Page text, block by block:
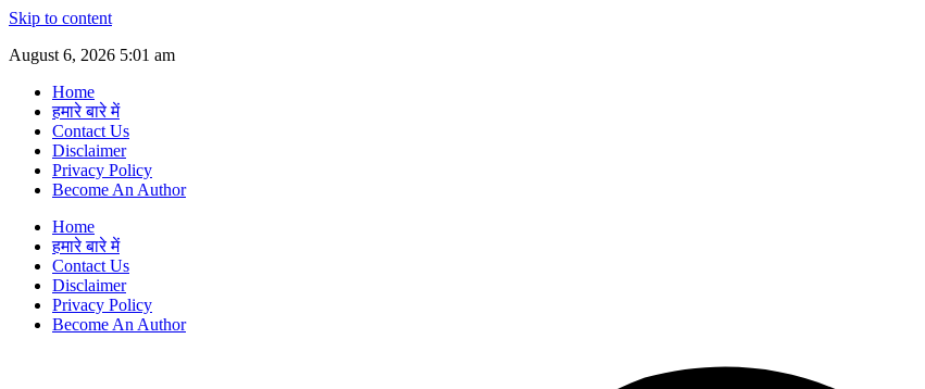
Skip to content
August 6, 2026 5:01 am
Home
हमारे बारे में
Contact Us
Disclaimer
Privacy Policy
Become An Author
Home
हमारे बारे में
Contact Us
Disclaimer
Privacy Policy
Become An Author